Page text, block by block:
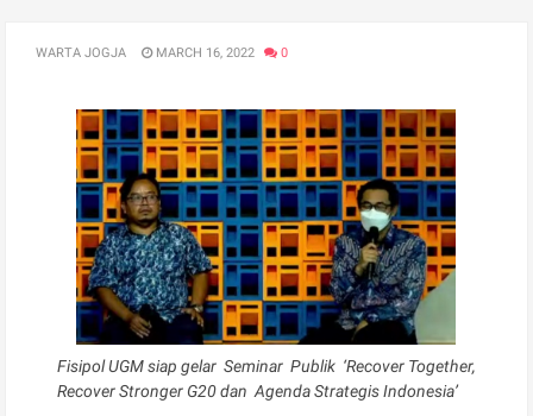
WARTA JOGJA MARCH 16, 2022 0
Fisipol UGM siap gelar Seminar Publik ‘Recover Together,
Recover Stronger G20 dan Agenda Strategis Indonesia’